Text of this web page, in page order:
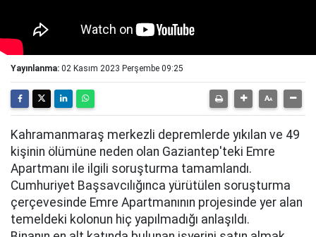
Yayınlanma: 02 Kasım 2023 Perşembe 09:25
Kahramanmaraş merkezli depremlerde yıkılan ve 49
kişinin ölümüne neden olan Gaziantep'teki Emre
Apartmanı ile ilgili soruşturma tamamlandı.
Cumhuriyet Başsavcılığınca yürütülen soruşturma
çerçevesinde Emre Apartmanının projesinde yer alan
temeldeki kolonun hiç yapılmadığı anlaşıldı.